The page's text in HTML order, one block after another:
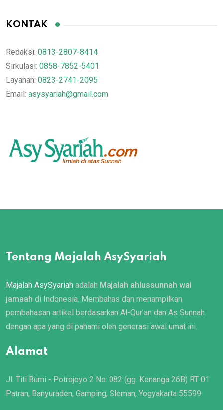
KONTAK
Redaksi: 0813-2807-8414
Sirkulasi: 0858-7852-5401
Layanan: 0823-2741-2095
Email: asysyariah@gmail.com
Tentang Majalah AsySyariah
Majalah AsySyariah adalah Majalah ahlussunnah wal
jamaah di Indonesia. Membahas dan menampilkan
pembahasan artikel berdasarkan Al-Qur’an dan As Sunnah
dengan apa yang di pahami oleh generasi awal umat ini.
Alamat
Jl. Titi Bumi - Potrojoyo 2 No. 082 (gg. Kenanga 26B) RT 01
Patran, Banyuraden, Gamping, Sleman, Yogyakarta 55599